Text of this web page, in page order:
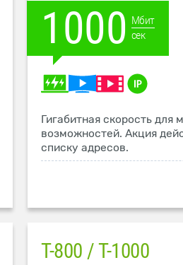
1000 Мбит
сек
Гигабитная скорость для
возможностей. Акция
списку адресов.
T-800 / T-1000